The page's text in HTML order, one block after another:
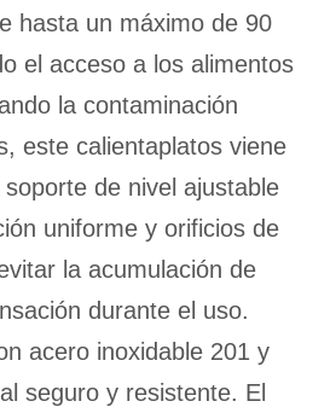
hasta un máximo de 90
el acceso a los alimentos
la contaminación
este calientaplatos viene
de nivel ajustable
uniforme y orificios de
la acumulación de
durante el uso.
acero inoxidable 201 y
seguro y resistente. El